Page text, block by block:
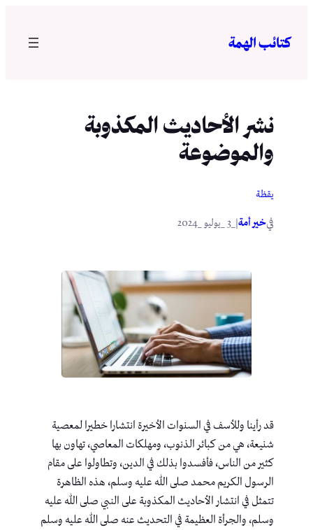
المحتوى
كتائب الهمة
نشر الأحاديث المكذوبة
والموضوعة
يقظة
فيخير أمة
قد رأينا وللأسف في السنوات الأخيرة انتشارا خطيرا لمعصية
شنيعة، هي من كبائر الذنوب، ومهلكات المعاصي، تهاون بها
كثير من الناس، فأفسدوا بذلك في الدين، وتطاولوا على مقام
الرسول الكريم محمد صلى الله عليه وسلم، هذه الظاهرة
تتمثل في انتشار الأحاديث المكذوبة على النبي صلى الله عليه
وسلم، والجرأة العظيمة في التحديث عنه صلى الله عليه وسلم